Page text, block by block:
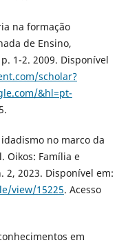
na formação
de Ensino,
p. 1-2. 2009. Disponível
scholar?
&hl=pt-
idadismo no marco da
Oikos: Família e
2, 2023. Disponível em:
view/15225. Acesso
em